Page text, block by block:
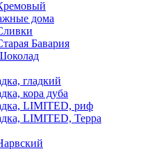
дома
Бавария
гладкий
кора дуба
LIMITED, риф
LIMITED, Терра